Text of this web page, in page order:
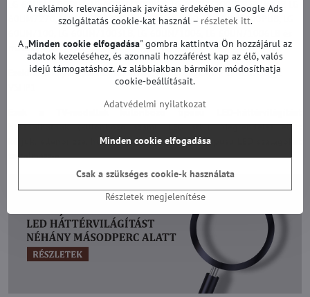
LG 60UM7100DUA, LG 60UM7100PLB, LG 60UM7100PLB.BEUNLJP, LG
60UM7270, LG 60UM7270PSA, LG 60UN7000, LG 60UN7000PUB, LG
mások.
Ezekhez a képernyőkhöz alkalmas:NC600DQEVSHP1, NC600DQE-
Ezek a TV-modellek különböző típusú LED-háttérvilágítást
használhatnak (különböző számú LED stb.). Megrendelés előtt
kérjük, ellenőrizze, hogy a TV-je valóban ilyen típusú LED szalagokat
tartalmazz-e.
A reklámok relevanciájának javítása érdekében a Google Ads
szolgáltatás cookie-kat használ – részletek itt.
A „Minden cookie elfogadása" gombra kattintva Ön hozzájárul az
adatok kezeléséhez, és azonnali hozzáférést kap az élő, valós
idejű támogatáshoz. Az alábbiakban bármikor módosíthatja
cookie-beállításait.
Adatvédelmi nyilatkozat
Részletek megjelenítése
Minden cookie elfogadása
Csak a szükséges cookie-k használata